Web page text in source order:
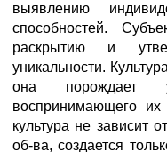
выявлению
способностей.
раскрытию и
уникальности.
она порождает
воспринимающего
культура не зависит
об-ва, создается